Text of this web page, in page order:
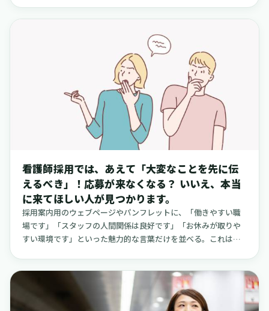
看護師採用では、あえて「大変なことを先に伝
えるべき」！応募が来なくなる？ いいえ、本当
に来てほしい人が見つかります。
採用案内用のウェブページやパンフレットに、「働きやすい職
場です」「スタッフの人間関係は良好です」「お休みが取りや
すい環境です」といった魅力的な言葉だけを並べる。これは、
と感じてしまったら、どうなるでしょうか。その小さな違和感
が、早期の離職や職場全体への不信感につながってしまうこと
があります。そうなると、再び人材紹介会社に手数料を支払っ